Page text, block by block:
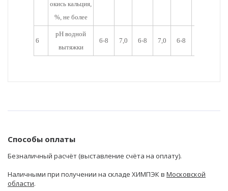
окись кальция,
%, не более
6
pH водной
вытяжки
6-8 7,0 6-8 7,0 6-8
Способы оплаты
Безналичный расчёт (выставление счёта на оплату).
Наличными при получении на складе ХИМПЭК в Московской
области.